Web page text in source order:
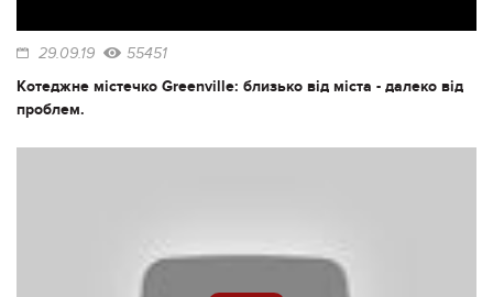
29.09.19 55451
Котеджне містечко Greenville: близько від міста - далеко від
проблем.